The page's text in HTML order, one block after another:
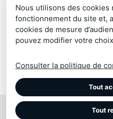
PEAUX
TAPIS
produits-professionnels
© Maison Tergus | coussin,
Nous utilisons des cookies
fonctionnement du site et,
cookies de mesure
pouvez modifier votre
Consulter la politique de
Tout
Tout